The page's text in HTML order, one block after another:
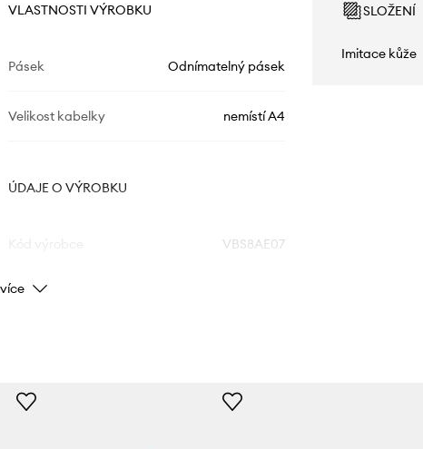
VLASTNOSTI VÝROBKU
Pásek Odnímatelný pásek
Velikost kabelky nemístí A4
ÚDAJE O VÝROBKU
VBS8AE07
Barva
Výrobce
SLOŽENÍ
Imitace kůže